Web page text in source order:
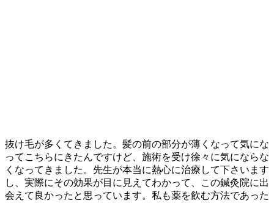
抜け毛が多くてきました。髪の前の部分が薄くなって気にな
ってこちらにきたんですけど、施術を受け徐々に気にならな
くなってきました。先生が本当に熱心に治療して下さいます
し、実際にその効果が目に見えてわかって、この鍼灸院に出
会えて良かったと思っています。私も薬を飲む方法であった